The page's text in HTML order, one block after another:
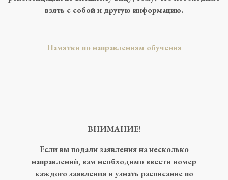
взять с собой и другую информацию.
Памятки по направлениям обучения
ВНИМАНИЕ!
Если вы подали заявления на несколько
направлений, вам необходимо ввести номер
каждого заявления и узнать расписание по